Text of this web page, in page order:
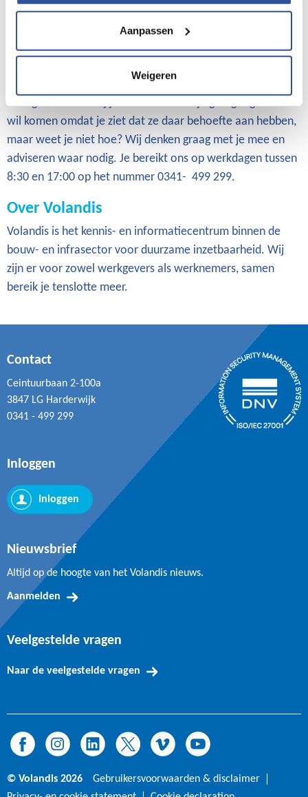
Aanpassen
Weigeren
bedrijf gezondheidsklachten zoveel mogelijk voorkomen.
hoe jij het gesprek hierover kunt aangaan met jouw
werkgever? Of heb jij werknemers die je graag tegemoet
wil komen omdat je ziet dat ze daar behoefte aan hebben,
maar weet je niet hoe? Wij denken graag met je mee en
adviseren waar nodig. Je bereikt ons op werkdagen tussen
8:30 en 17:00 op het nummer 0341- 499 299.
Over Volandis
Volandis is het kennis- en informatiecentrum binnen de
bouw- en infrasector voor duurzame inzetbaarheid. Wij
zijn er voor zowel werkgevers als werknemers, samen
bereik je tenslotte meer.
Contact
Ceintuurbaan 2-100a
3847 LG Harderwijk
0341 - 499 299
Nieuwsbrief
Altijd op de hoogte van het Volandis nieuws.
Aanmelden
Veelgestelde vragen
Naar de veelgestelde vragen
Inloggen
Inloggen
© Volandis 2026
Gebruikersvoorwaarden & disclaimer